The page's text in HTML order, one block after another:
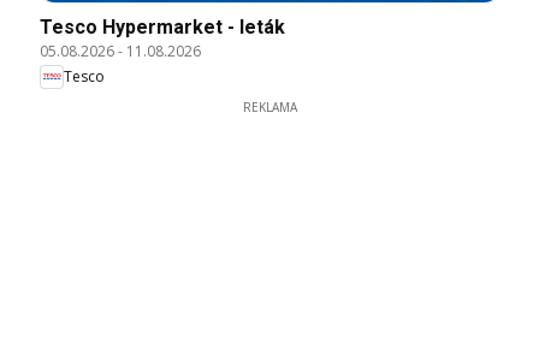
Tesco Hypermarket - leták
05.08.2026- 11.08.2026
Tesco
REKLAMA